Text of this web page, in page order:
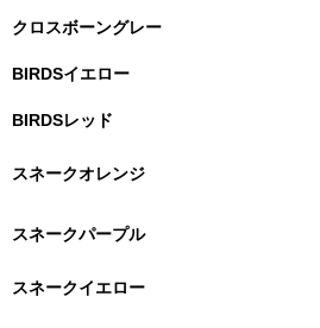
クロスボーングレー
BIRDSイエロー
BIRDSレッド
スネークオレンジ
スネークパープル
スネークイエロー